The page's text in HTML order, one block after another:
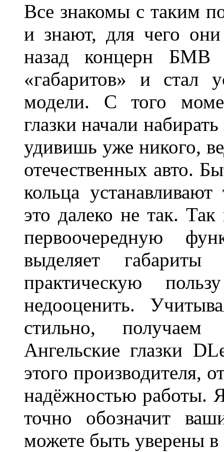
Все знакомы с таким
и знают, для чего
назад концерн БМВ
«габаритов» и стал
модели. С того
глазки начали
удивишь уже никого,
отечественных авто.
кольца
это далеко не так. Так
первоочередную
выделяет
практическую
недооценить.
стильно,
Ангельские глазки
этого производителя,
надёжностью работы.
точно обозначит
можете быть уверены